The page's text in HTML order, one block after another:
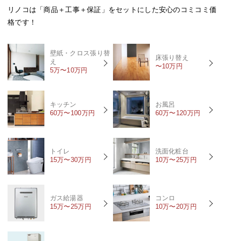
リノコは「商品＋工事＋保証」をセットにした安心のコミコミ価
格です！
壁紙・クロス張り替
え
5万〜10万円
床張り替え
〜10万円
キッチン
60万〜100万円
お風呂
60万〜120万円
トイレ
15万〜30万円
洗面化粧台
10万〜25万円
ガス給湯器
15万〜25万円
コンロ
10万〜20万円